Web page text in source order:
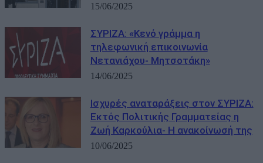
15/06/2025
ΣΥΡΙΖΑ: «Κενό γράμμα η
τηλεφωνική επικοινωνία
Νετανιάχου- Μητσοτάκη»
14/06/2025
Ισχυρές αναταράξεις στον ΣΥΡΙΖΑ:
Εκτός Πολιτικής Γραμματείας η
Ζωή Καρκούλια- Η ανακοίνωσή της
10/06/2025